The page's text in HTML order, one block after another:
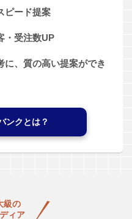
ピード提案
・受注数UP
に、質の高い提案ができ
ンクとは？
級の
ィア